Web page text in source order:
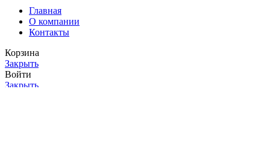
Главная
О компании
Контакты
Корзина
Закрыть
Войти
Закрыть